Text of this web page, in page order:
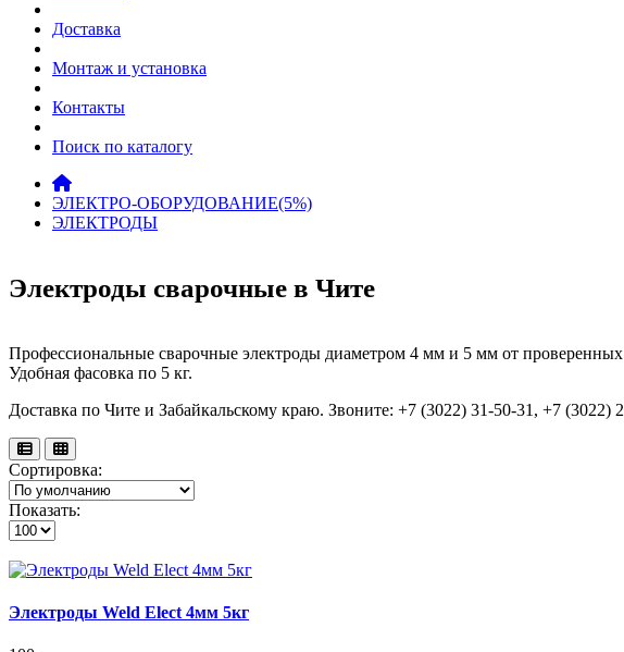
Доставка
Монтаж и установка
Контакты
Поиск по каталогу
ЭЛЕКТРО-ОБОРУДОВАНИЕ(5%)
ЭЛЕКТРОДЫ
Электроды сварочные в Чите
Профессиональные сварочные электроды диаметром 4 мм и 5 мм от
Удобная фасовка по 5 кг.
Доставка по Чите и Забайкальскому краю. Звоните: +7 (3022) 31-50-31, +7 (3022)
Сортировка:
Показать:
Электроды Weld Elect 4мм 5кг